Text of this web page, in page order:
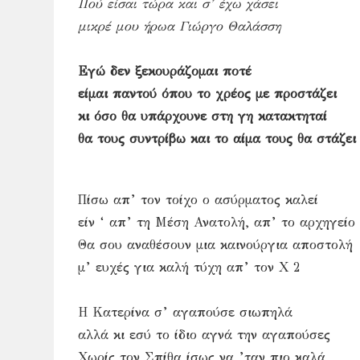
Πού είσαι τώρα και σ’ έχω χάσει
μικρέ μου ήρωα Γιώργο Θαλάσση
Εγώ δεν ξεκουράζομαι ποτέ
είμαι παντού όπου το χρέος με προστάζει
κι όσο θα υπάρχουνε στη γη κατακτηταί
θα τους συντρίβω και το αίμα τους θα στάζει
Πίσω απ’ τον τοίχο ο ασύρματος καλεί
είν ‘ απ’ τη Μέση Ανατολή, απ’ το αρχηγείο
Θα σου αναθέσουν μια καινούργια αποστολή
μ’ ευχές για καλή τύχη απ’ τον Χ 2
Η Κατερίνα σ’ αγαπούσε σιωπηλά
αλλά κι εσύ το ίδιο αγνά την αγαπούσες